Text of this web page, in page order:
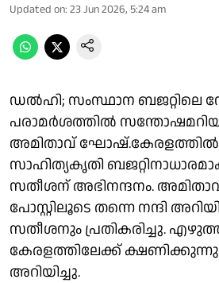
Updated on: 23 Jun 2026, 5:24 am
ഡൽഹി; സംസ്ഥാന ബജറ്റിലെ
പരാമര്‍ശത്തില്‍
അമിതാവ് ഘോഷ്.കേരളത്തില്‍
സാഹിത്യകൃതി
സതീശന് അഭിനന്ദനം.
പോസ്റ്റിലൂടെ തന്നെ നന്ദി
സതീശനും പ്രതികരിച്ചു.
കേരളത്തിലേക്ക് ക്ഷണിക്കുന്നു
അറിയിച്ചു.